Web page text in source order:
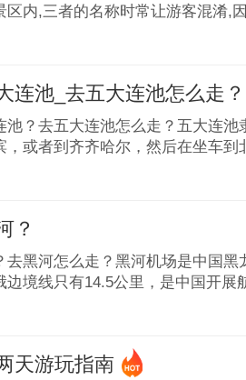
区内,三者的名称时常让游客混淆,
连池_去五大连池怎么走？
池？去五大连池怎么走？五大连
，或者到齐齐哈尔，然后在坐车到
？
去黑河怎么走？黑河机场是中国
边境线只有14.5公里，是中国开展
天游玩指南